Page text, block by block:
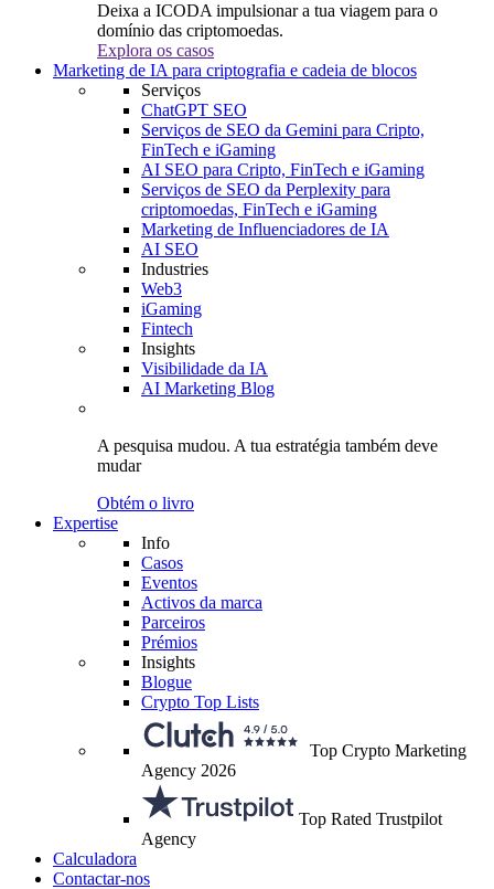
Deixa a ICODA impulsionar a tua viagem para o
domínio das criptomoedas.
Explora os casos
Marketing de IA para criptografia e cadeia de blocos
Serviços
ChatGPT SEO
Serviços de SEO da Gemini para Cripto,
FinTech e iGaming
AI SEO para Cripto, FinTech e iGaming
Serviços de SEO da Perplexity para
criptomoedas, FinTech e iGaming
Marketing de Influenciadores de IA
AI SEO
Industries
Web3
iGaming
Fintech
Insights
Visibilidade da IA
AI Marketing Blog
A pesquisa mudou. A tua estratégia também deve
mudar
Obtém o livro
Expertise
Info
Casos
Eventos
Activos da marca
Parceiros
Prémios
Insights
Blogue
Crypto Top Lists
Top Crypto Marketing
Agency 2026
Top Rated Trustpilot
Agency
Calculadora
Contactar-nos